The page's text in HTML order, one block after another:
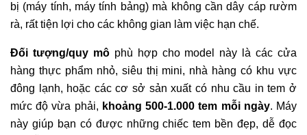
bị (máy tính, máy tính bảng) mà không cần dây cáp rườm
rà, rất tiện lợi cho các không gian làm việc hạn chế.
Đối tượng/quy môphù hợp cho model này là các cửa
hàng thực phẩm nhỏ, siêu thị mini, nhà hàng có khu vực
đông lạnh, hoặc các cơ sở sản xuất có nhu cầu in tem ở
mức độ vừa phải, khoảng 500-1.000 tem mỗi ngày. Máy
này giúp bạn có được những chiếc tem bền đẹp, dễ đọc